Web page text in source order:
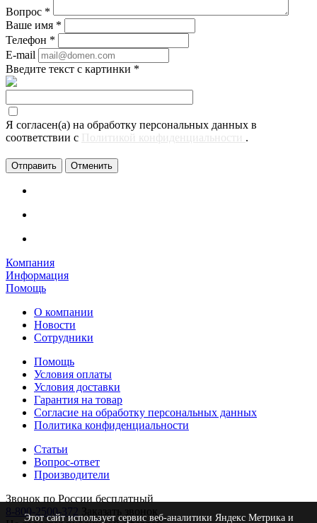
Вопрос *
Ваше имя *
Телефон *
E-mail
Введите текст с картинки *
Я согласен(а) на обработку персональных данных в
соответствии с Политикой конфиденциальности .
Отменить
Компания
Информация
Помощь
О компании
Новости
Сотрудники
Помощь
Условия оплаты
Условия доставки
Гарантия на товар
Согласие на обработку персональных данных
Политика конфиденциальности
Статьи
Вопрос-ответ
Производители
Звонок по России бесплатный
8-800-2500-372
Заказать звонок
Этот сайт использует сервис веб-аналитики Яндекс Метрика и